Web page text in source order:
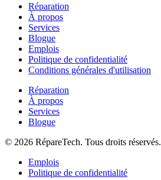
Réparation
À propos
Services
Blogue
Emplois
Politique de confidentialité
Conditions générales d'utilisation
Réparation
À propos
Services
Blogue
© 2026 RépareTech. Tous droits réservés.
Emplois
Politique de confidentialité